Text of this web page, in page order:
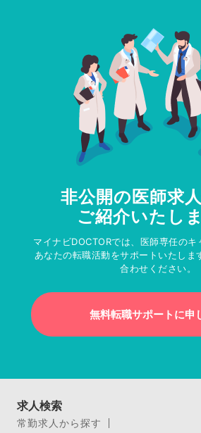
非公開の医師求
ご紹介いたし
マイナビDOCTORでは、医師専任の
あなたの転職活動をサポートいたしま
合わせください。
無料転職サポートに申
求人検索
常勤求人から探す